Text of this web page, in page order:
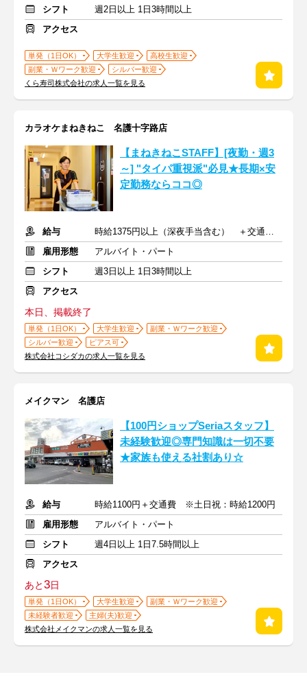
シフト
週2日以上 1日3時間以上
アクセス
単発（1日OK） 大学生歓迎
高校生歓迎
副業・Ｗワーク歓迎
シルバー歓迎
くら寿司株式会社の求人一覧を見る
カラオケまねきねこ 名護十字路店
【まねきねこSTAFF】[夜勤・週3
～] "タイパ重視派"必見★長期×安
定勤務ならココ◎
給与
時給1375円以上（深夜手当含む） ＋交通費支給
雇用形態
アルバイト・パート
シフト
週3日以上 1日3時間以上
アクセス
本日、掲載終了
単発（1日OK） 大学生歓迎
副業・Ｗワーク歓迎
シルバー歓迎
ピアス可
株式会社コシダカの求人一覧を見る
メイクマン 名護店
【100円ショップSeriaスタッフ】
未経験歓迎◎専門知識は一切不要
★家族も使える社割あり☆
給与
時給1100円＋交通費 ※土日祝：時給1200円
雇用形態
アルバイト・パート
シフト
週4日以上 1日7.5時間以上
アクセス
あと3日
単発（1日OK） 大学生歓迎
副業・Ｗワーク歓迎
未経験者歓迎
主婦(夫)歓迎
株式会社メイクマンの求人一覧を見る